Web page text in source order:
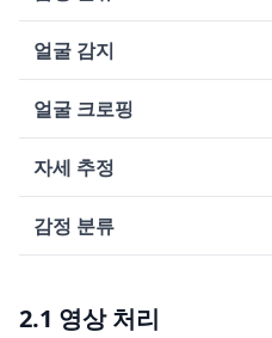
얼굴 감지
얼굴 크로핑
자세 추정
감정 분류
2.1 영상 처리